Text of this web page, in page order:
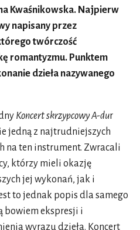
Kwaśnikowska. Najpierw
napisany przez
twórczość
romantyzmu. Punktem
dzieła nazywanego
Koncert skrzypcowy A-dur
jedną z najtrudniejszych
na ten instrument. Zwracali
którzy mieli okazję
jej wykonań, jak i
to jednak popis dla samego
bowiem ekspresji i
wyrazu dzieła. Koncert